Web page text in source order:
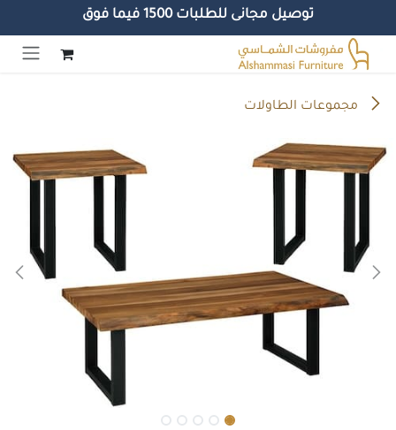
توصيل مجانى للطلبات 1500 فيما فوق
تخطي للذهاب إلى المحتوى
مجموعات الطاولات